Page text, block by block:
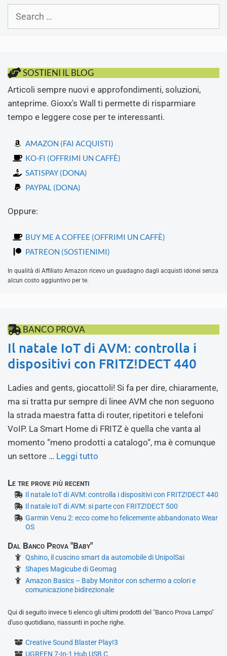
SOSTIENI IL BLOG
Articoli sempre nuovi e approfondimenti, soluzioni,
anteprime. Gioxx's Wall ti permette di risparmiare
tempo e leggere cose per te interessanti.
AMAZON (FAI ACQUISTI)
KO-FI (OFFRIMI UN CAFFÈ)
SATISPAY (DONA)
PAYPAL (DONA)
Oppure:
BUY ME A COFFEE (OFFRIMI UN CAFFÈ)
PATREON (SOSTIENIMI)
In qualità di Affiliato Amazon ricevo un guadagno dagli acquisti idonei senza
alcun costo aggiuntivo per te.
BANCO PROVA
Il natale IoT di AVM: controlla i
dispositivi con FRITZ!DECT 440
Ladies and gents, giocattoli! Si fa per dire, chiaramente,
ma si tratta pur sempre di linee AVM che non seguono
la strada maestra fatta di router, ripetitori e telefoni
VoIP. La Smart Home di FRITZ è quella che vanta al
momento “meno prodotti a catalogo“, ma è comunque
un settore … Leggi tutto
Le tre prove più recenti
Il natale IoT di AVM: controlla i dispositivi con FRITZ!DECT 440
Il natale IoT di AVM: si parte con FRITZ!DECT 500
Garmin Venu 2: ecco come ho felicemente abbandonato Wear
OS
Dal Banco Prova "Baby"
Qshino, il cuscino smart da automobile di UnipolSai
Shapes Magicube di Geomag
Amazon Basics – Baby Monitor con schermo a colori e
comunicazione bidirezionale
Qui di seguito invece ti elenco gli ultimi prodotti del "Banco Prova Lampo"
d'uso quotidiano, riassunti in poche righe.
Creative Sound Blaster Play!3
UGREEN 7-In-1 Hub USB C